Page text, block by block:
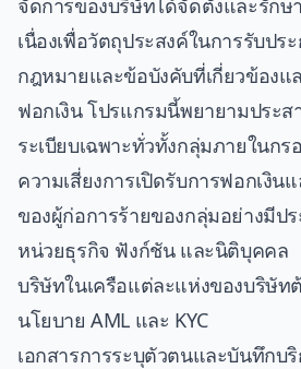
เนื่องเพื่อวัตถุประสงค์ในการรับป
กฎหมายและข้อบังคับที่เกี่ยวข้องแ
ฟอกเงิน โปรแกรมนี้พยายามประ
ระเบียบเฉพาะทั่วทั้งกลุ่มภายในกร
ความเสี่ยงการเปิดรับการฟอกเงิน
ของผู้ก่อการร้ายของกลุ่มอย่างมีป
หน่วยธุรกิจ ฟังก์ชัน และนิติบุคคล
บริษัทในเครือแต่ละแห่งของบริษัท
นโยบาย AML และ KYC
เอกสารการระบุตัวตนและบันทึกบ